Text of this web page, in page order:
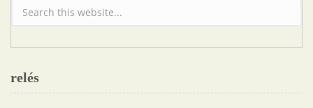
Formulario de búsqueda
relés